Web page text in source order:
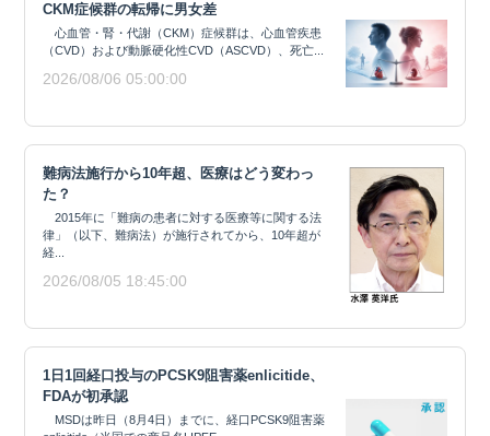
CKM症候群の転帰に男女差
心血管・腎・代謝（CKM）症候群は、心血管疾患
（CVD）および動脈硬化性CVD（ASCVD）、死亡...
2026/08/06 05:00:00
難病法施行から10年超、医療はどう変わっ
た？
2015年に「難病の患者に対する医療等に関する法
律」（以下、難病法）が施行されてから、10年超が
経...
2026/08/05 18:45:00
1日1回経口投与のPCSK9阻害薬enlicitide、
FDAが初承認
MSDは昨日（8月4日）までに、経口PCSK9阻害薬